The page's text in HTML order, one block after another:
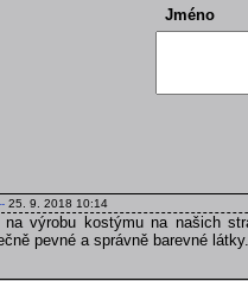
Jméno
25. 9. 2018 10:14
na výrobu kostýmu na našich
pevné a správně barevné látky.